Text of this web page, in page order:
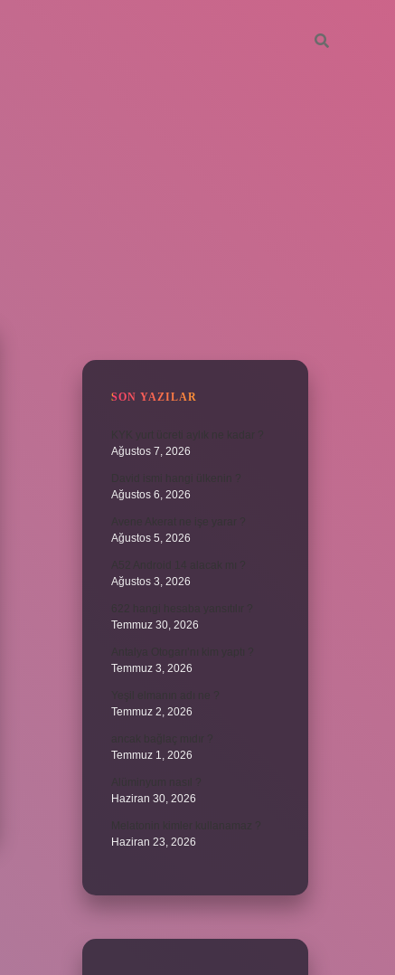
SON YAZILAR
Ağustos 7, 2026
Ağustos 6, 2026
Ağustos 5, 2026
Ağustos 3, 2026
Temmuz 30, 2026
Temmuz 3, 2026
Temmuz 2, 2026
Temmuz 1, 2026
Haziran 30, 2026
Haziran 23, 2026